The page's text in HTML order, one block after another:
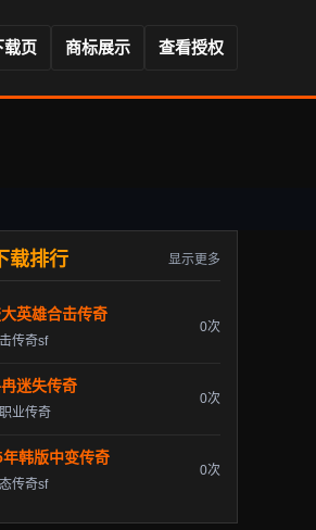
载页 商标展示 查看授权
载排行 显示更多
英雄合击传奇
传奇sf
0次
迷失传奇
业传奇
0次
年韩版中变传奇
传奇sf
0次